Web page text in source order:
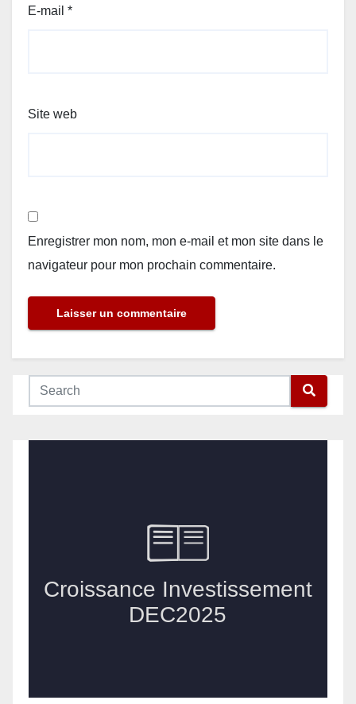
E-mail *
Site web
Enregistrer mon nom, mon e-mail et mon site dans le
navigateur pour mon prochain commentaire.